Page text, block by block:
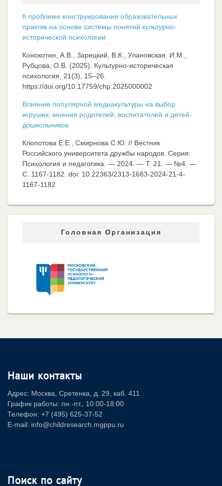
К проблеме конструирования образовательных
практик на основе системы понятий культурно-
исторической психологии
Конокотин, А.В., Зарецкий, В.К., Улановская, И.М.,
Рубцова, О.В. (2025). Культурно-историческая
психология, 21(3), 15–26.
https://doi.org/10.17759/chp.2025000002
Влияние популярной медиакультуры на выбор
игрушек: мнения родителей, воспитателей и детей-
дошкольников
Клопотова Е.Е., Смирнова С.Ю. // Вестник
Российского университета дружбы народов. Серия:
Психология и педагогика. — 2024. — Т. 21. — №4. —
C. 1167-1182. doi: 10.22363/2313-1683-2024-21-4-
1167-1182
Головная Организация
Наши контакты
Адрес: Москва, Сретенка, д. 29, каб. 411
График работы: пн.-пт., 10:00-18:00
Телефон: +7 (495) 625-37-52
E-mail: info@childresearch.mgppu.ru
Поиск по сайту